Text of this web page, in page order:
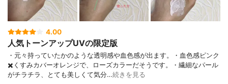
4.00
人気トーンアップUVの限定版
・元々持っていたかのような透明感や血色感が出ます。・血色感ピンク
✖️くすみカバーオレンジで、ローズカラーだそうです。・繊細なパール
がチラチラ、とても美しくて気分…続きを見る